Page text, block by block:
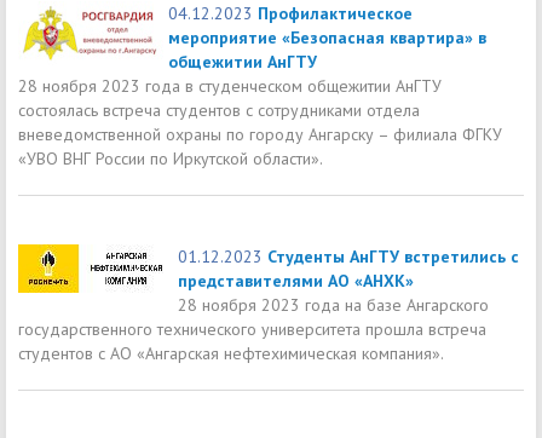
04.12.2023 Профилактическое
мероприятие «Безопасная квартира» в
общежитии АнГТУ
28 ноября 2023 года в студенческом общежитии АнГТУ
состоялась встреча студентов с сотрудниками отдела
вневедомственной охраны по городу Ангарску – филиала ФГКУ
«УВО ВНГ России по Иркутской области».
01.12.2023 Студенты АнГТУ встретились с
представителями АО «АНХК»
28 ноября 2023 года на базе Ангарского
государственного технического университета прошла встреча
студентов с АО «Ангарская нефтехимическая компания».